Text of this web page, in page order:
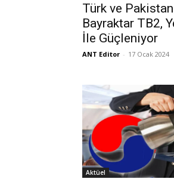
Türk ve
Bayraktar TB2,
İle Güçleniyor
ANT Editor - 17 Ocak 2024
Aktüel